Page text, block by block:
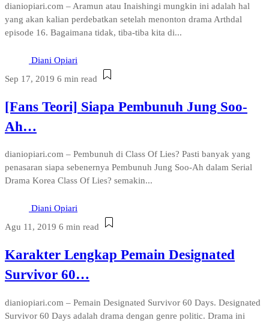
dianiopiari.com – Aramun atau Inaishingi mungkin ini adalah hal
yang akan kalian perdebatkan setelah menonton drama Arthdal
episode 16. Bagaimana tidak, tiba-tiba kita di...
Diani Opiari
Sep 17, 2019 6 min read
[Fans Teori] Siapa Pembunuh Jung Soo-
Ah…
dianiopiari.com – Pembunuh di Class Of Lies? Pasti banyak yang
penasaran siapa sebenernya Pembunuh Jung Soo-Ah dalam Serial
Drama Korea Class Of Lies? semakin...
Diani Opiari
Agu 11, 2019 6 min read
Karakter Lengkap Pemain Designated
Survivor 60…
dianiopiari.com – Pemain Designated Survivor 60 Days. Designated
Survivor 60 Days adalah drama dengan genre politic. Drama ini